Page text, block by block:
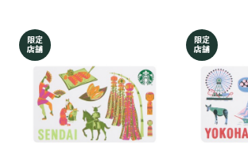
限定
店舗
限定
店舗